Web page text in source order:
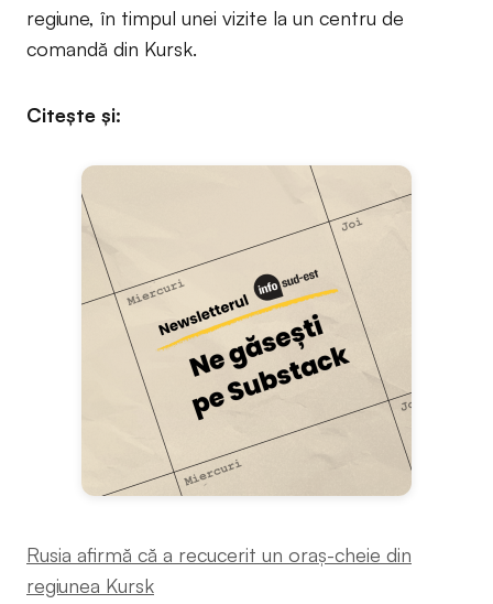
regiune, în timpul unei vizite la un centru de
comandă din Kursk.
Citește și:
Rusia afirmă că a recucerit un oraș-cheie din
regiunea Kursk